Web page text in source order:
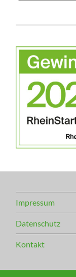
Impressum
Datenschutz
Kontakt